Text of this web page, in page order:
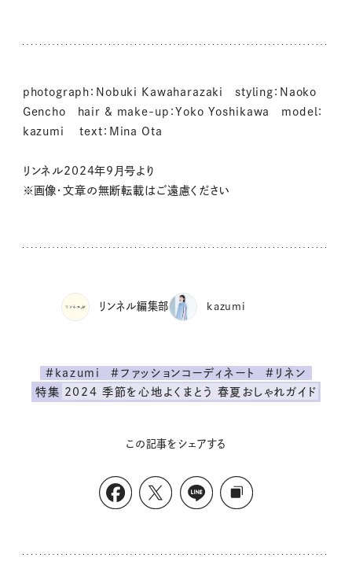
photograph：Nobuki Kawaharazaki styling：Naoko
Gencho hair & make-up：Yoko Yoshikawa model：
kazumi text：Mina Ota
リンネル2024年9月号より
※画像・文章の無断転載はご遠慮ください
リンネル編集部 kazumi
#kazumi #ファッションコーディネート
#リネン
特集 2024 季節を心地よくまとう 春夏おしゃれガイド
この記事をシェアする